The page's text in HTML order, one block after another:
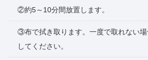
②約5～10分間放置します。
③布で拭き取ります。一度で取れない場
してください。